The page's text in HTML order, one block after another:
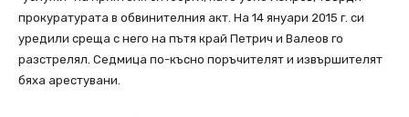
прокуратурата в обвинителния акт. На 14 януари 2015 г. си
уредили среща с него на пътя край Петрич и Валеов го
разстрелял. Седмица по-късно поръчителят и извършителят
бяха арестувани.